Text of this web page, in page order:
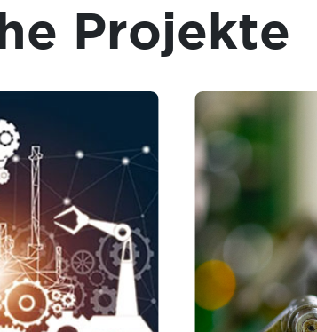
Projekte